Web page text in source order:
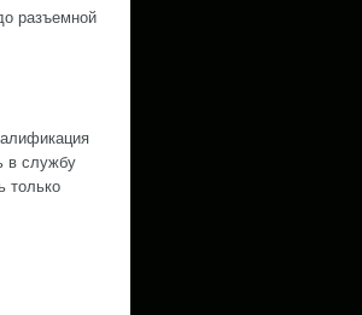
разъемной
в службу
только